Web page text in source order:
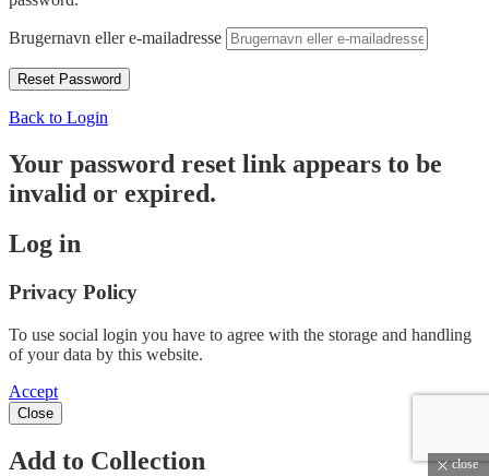
close
Brugernavn eller e-mailadresse
Back to Login
Your password reset link appears to be
invalid or expired.
Log in
Privacy Policy
To use social login you have to agree with the storage and handling
of your data by this website.
Accept
Close
Add to Collection